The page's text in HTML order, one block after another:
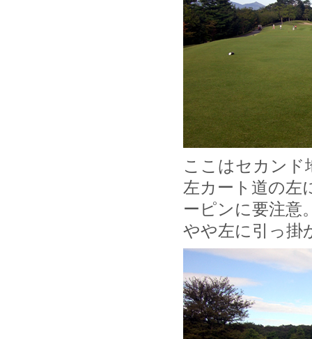
ここはセカンド
左カート道の左
ーピンに要注意
やや左に引っ掛